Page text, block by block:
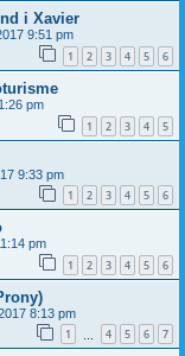
i Xavier
9:51 pm
1 2 3 4 5 6
pm
1 2 3 4 5
9:33 pm
1 2 3 4 5 6
pm
1 2 3 4 5 6
8:13 pm
1 4 5 6 7